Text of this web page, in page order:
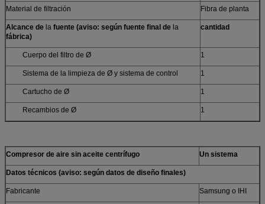
Material de filtración Fibra de planta
Alcance de la fuente (aviso: según fuente final de la
fábrica)
cantidad
Cuerpo del filtro de Ø 1
Sistema de la limpieza de Ø y sistema de control 1
Cartucho de Ø 1
Recambios de Ø 1
Compresor de aire sin aceite centrífugo Un sistema
Datos técnicos (aviso: según datos de diseño finales)
Fabricante Samsung o IHI